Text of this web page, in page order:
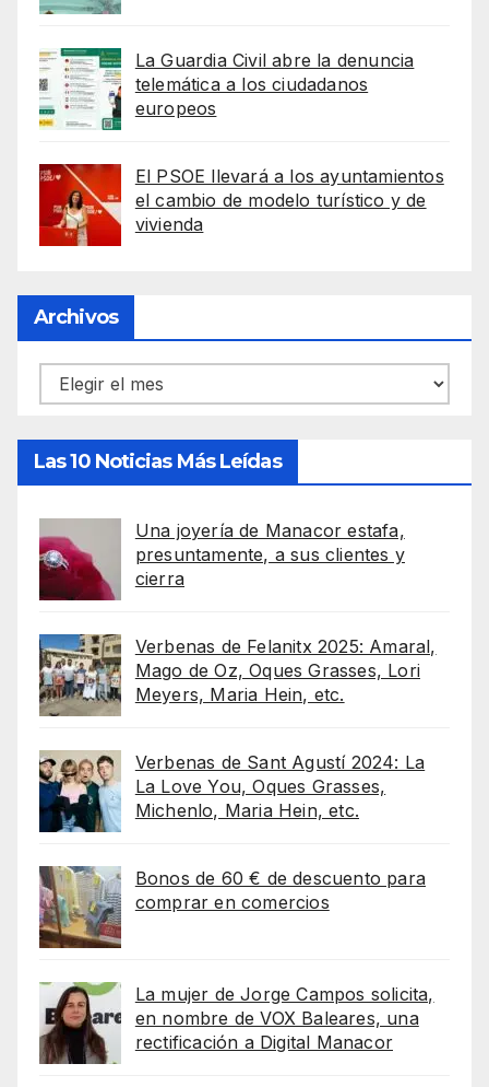
La Guardia Civil abre la denuncia
telemática a los ciudadanos
europeos
El PSOE llevará a los ayuntamientos
el cambio de modelo turístico y de
vivienda
Archivos
Archivos
Las 10 Noticias Más Leídas
Una joyería de Manacor estafa,
presuntamente, a sus clientes y
cierra
Verbenas de Felanitx 2025: Amaral,
Mago de Oz, Oques Grasses, Lori
Meyers, Maria Hein, etc.
Verbenas de Sant Agustí 2024: La
La Love You, Oques Grasses,
Michenlo, Maria Hein, etc.
Bonos de 60 € de descuento para
comprar en comercios
La mujer de Jorge Campos solicita,
en nombre de VOX Baleares, una
rectificación a Digital Manacor